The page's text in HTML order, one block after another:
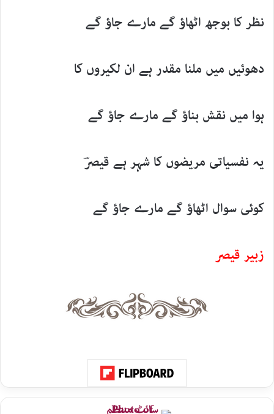
نظر کا بوجھ اٹھاؤ گے مارے جاؤ گے
دھوئیں میں ملنا مقدر ہے ان لکیروں کا
ہوا میں نقش بناؤ گے مارے جاؤ گے
یہ نفسیاتی مریضوں کا شہر ہے قیصرؔ
کوئی سوال اٹھاؤ گے مارے جاؤ گے
زبیر قیصر